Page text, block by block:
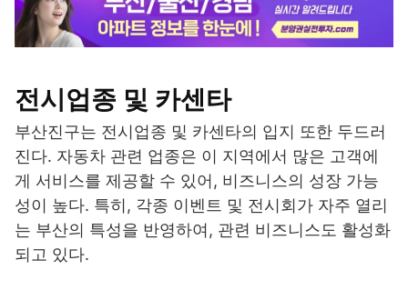
전시업종 및 카센타
부산진구는 전시업종 및 카센타의 입지 또한 두드러
진다. 자동차 관련 업종은 이 지역에서 많은 고객에
게 서비스를 제공할 수 있어, 비즈니스의 성장 가능
성이 높다. 특히, 각종 이벤트 및 전시회가 자주 열리
는 부산의 특성을 반영하여, 관련 비즈니스도 활성화
되고 있다.